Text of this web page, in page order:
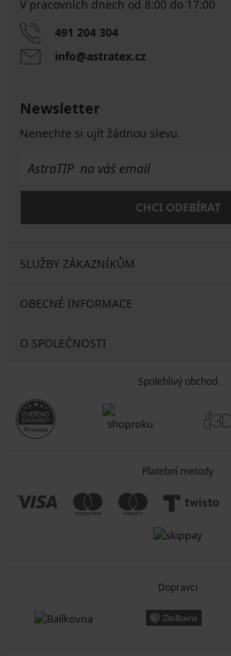
V pracovních dnech od 8:00 do 17:00
491 204 304
info@astratex.cz
Newsletter
Nenechte si ujít žádnou slevu.
CHCI ODEBÍRAT
SLUŽBY ZÁKAZNÍKŮM
OBECNÉ INFORMACE
O SPOLEČNOSTI
Spolehlivý obchod
Platební metody
Dopravci